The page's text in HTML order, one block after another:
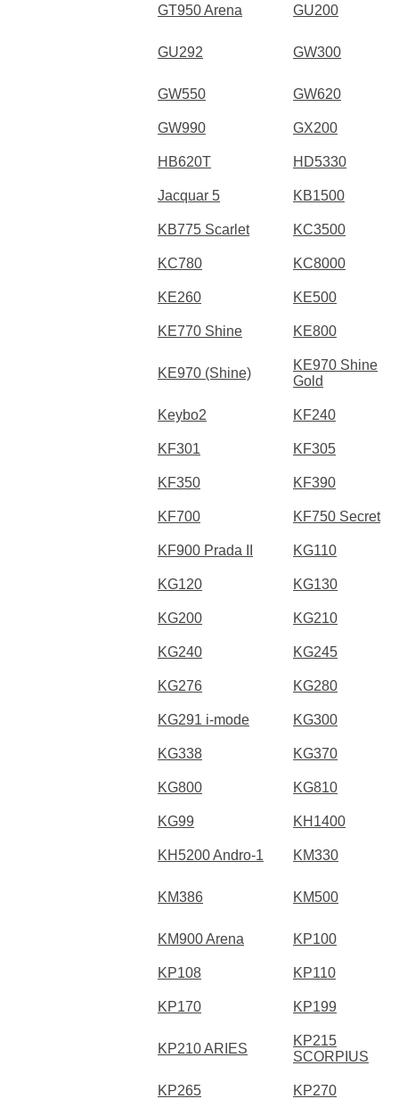
GT950 Arena GU200
GU292 GW300
GW550 GW620
GW990 GX200
HB620T HD5330
Jacquar 5 KB1500
KB775 Scarlet KC3500
KC780 KC8000
KE260 KE500
KE770 Shine KE800
KE970 (Shine)
KE970 Shine
Gold
Keybo2 KF240
KF301 KF305
KF350 KF390
KF700 KF750 Secret
KF900 Prada II KG110
KG120 KG130
KG200 KG210
KG240 KG245
KG276 KG280
KG291 i-mode KG300
KG338 KG370
KG800 KG810
KG99 KH1400
KH5200 Andro-1 KM330
KM386 KM500
KM900 Arena KP100
KP108 KP110
KP170 KP199
KP210 ARIES
KP215
SCORPIUS
KP265 KP270